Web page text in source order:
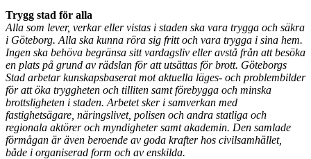
Trygg stad för alla
Alla som lever, verkar eller vistas i staden ska vara trygga och säkra
i Göteborg. Alla ska kunna röra sig fritt och vara trygga i sina hem.
Ingen ska behöva begränsa sitt vardagsliv eller avstå från att besöka
en plats på grund av rädslan för att utsättas för brott. Göteborgs
Stad arbetar kunskapsbaserat mot aktuella läges- och problembilder
för att öka tryggheten och tilliten samt förebygga och minska
brottsligheten i staden. Arbetet sker i samverkan med
fastighetsägare, näringslivet, polisen och andra statliga och
regionala aktörer och myndigheter samt akademin. Den samlade
förmågan är även beroende av goda krafter hos civilsamhället,
både i organiserad form och av enskilda.